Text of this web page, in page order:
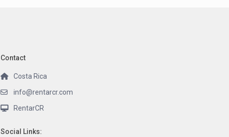
Contact
Costa Rica
info@rentarcr.com
RentarCR
Social Links: